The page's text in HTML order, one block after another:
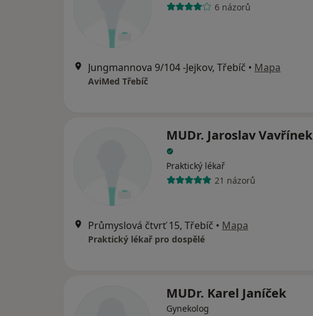
6 názorů
Jungmannova 9/104 -Jejkov, Třebíč • Mapa
AviMed Třebíč
MUDr. Jaroslav Vavřínek
Praktický lékař
21 názorů
Průmyslová čtvrť 15, Třebíč • Mapa
Praktický lékař pro dospělé
MUDr. Karel Janíček
Gynekolog